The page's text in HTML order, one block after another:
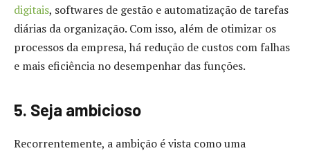
digitais, softwares de gestão e automatização de tarefas
diárias da organização. Com isso, além de otimizar os
processos da empresa, há redução de custos com falhas
e mais eficiência no desempenhar das funções.
5. Seja ambicioso
Recorrentemente, a ambição é vista como uma